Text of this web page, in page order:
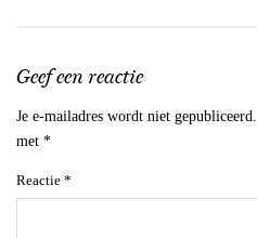
Geef een reactie
Je e-mailadres wordt niet gepubliceerd.
met *
Reactie *